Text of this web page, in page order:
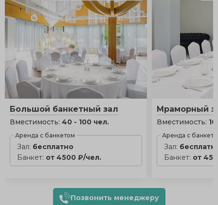
Большой банкетный зал
Вместимость: 40 - 100 чел.
Аренда с банкетом
Зал: бесплатно
Банкет: от 4500 ₽/чел.
Мраморный
Вместимость:
Аренда с
Зал:
Банкет: от
Позвонить менеджеру